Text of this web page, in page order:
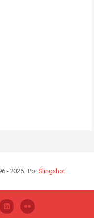
- 2026 · PorSlingshot